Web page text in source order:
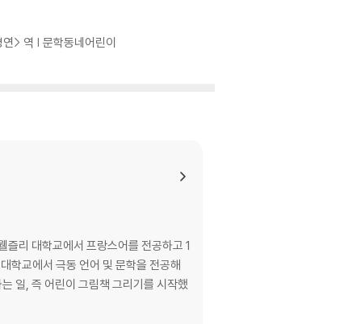
> 역 | 문학동네어린이
리 대학교에서 프랑스어를 전공하고 1
학교에서 극동 언어 및 문학을 전공해
일, 즉 어린이 그림책 그리기를 시작했